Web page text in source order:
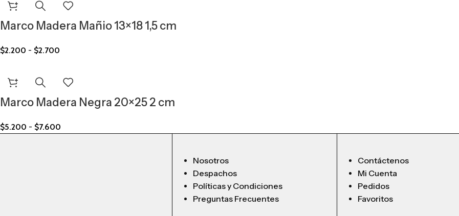
Marco Madera Mañio 13×18 1,5 cm
$2.200 - $2.700
Marco Madera Negra 20×25 2 cm
$5.200 - $7.600
Nosotros
Despachos
Políticas y Condiciones
Preguntas Frecuentes
Contáctenos
Mi Cuenta
Pedidos
Favoritos